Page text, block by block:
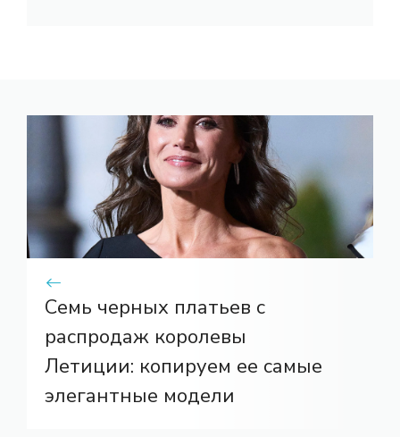
Семь черных платьев с
распродаж королевы
Летиции: копируем ее самые
элегантные модели